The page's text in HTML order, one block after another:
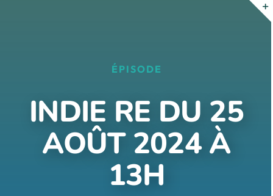
ÉPISODE
INDIE RE DU 25
AOÛT 2024 À
13H